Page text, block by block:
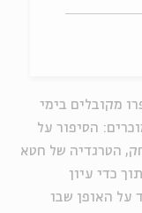
מקובלים בימי
הסיפור על
הטרגדיה של חטא
כדי עיון
על האופן שבו